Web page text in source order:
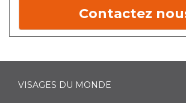
Contactez
VISAGES DU MONDE